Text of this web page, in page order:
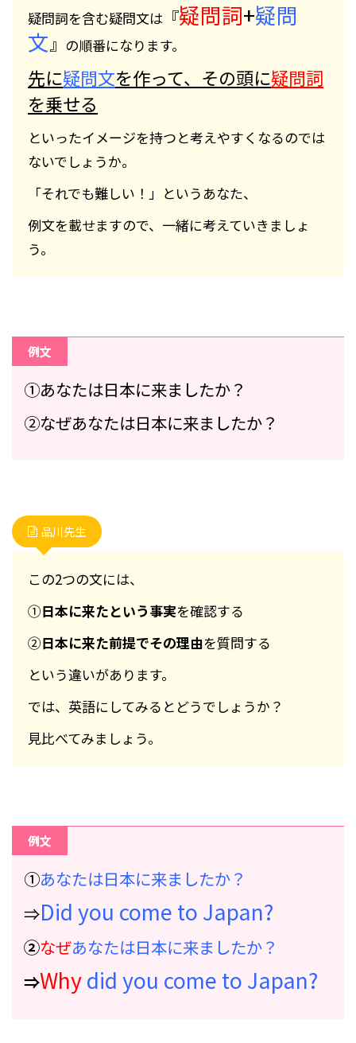
疑問詞を含む疑問文は 『疑問詞+疑問
文』 の順番になります。
先に疑問文を作って、その頭に疑問詞
を乗せる
といったイメージを持つと考えやすくなるのでは
ないでしょうか。
「それでも難しい！」というあなた、
例文を載せますので、一緒に考えていきましょ
う。
例文
①あなたは日本に来ましたか？
②なぜあなたは日本に来ましたか？
品川先生
この2つの文には、
①日本に来たという事実を確認する
②日本に来た前提でその理由を質問する
という違いがあります。
では、英語にしてみるとどうでしょうか？
見比べてみましょう。
例文
①あなたは日本に来ましたか？
⇒Did you come to Japan?
②なぜあなたは日本に来ましたか？
⇒Whydid you come to Japan?